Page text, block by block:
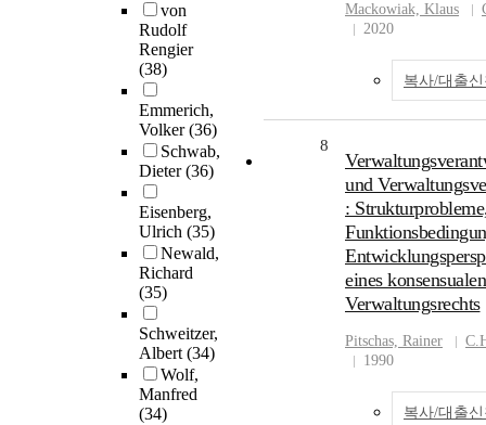
von
Rudolf
Rengier
(38)
Emmerich,
Volker(36)
Schwab,
Dieter(36)
Eisenberg,
Ulrich (35)
Newald,
Richard
(35)
Schweitzer,
Albert(34)
Wolf,
Manfred
(34)
Mackowiak, Klaus
2020
복사/대출
8
und
:
eines konsensualen
Verwaltungsrechts
Pitschas, Rainer
1990
복사/대출